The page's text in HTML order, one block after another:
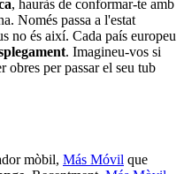
, hauràs de conformar-te amb
Només passa a l'estat
no és així. Cada país europeu
. Imagineu-vos si
obres per passar el seu tub
mòbil, Más Móvil que